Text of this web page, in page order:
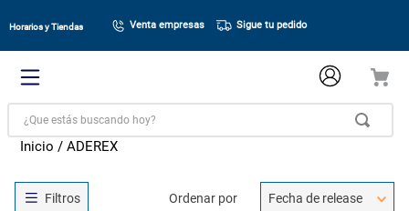
Horarios y Tiendas Venta empresas Sigue tu pedido
¿Que estás buscando hoy?
ADEREX
Ordenar por Fecha de release